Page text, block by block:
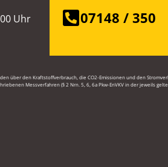
Uhr
07148 / 350
über den Kraftstoffverbrauch, die CO2-Emissionen und den
Messverfahren (§ 2 Nrn. 5, 6, 6a Pkw-EnVKV in der jeweils